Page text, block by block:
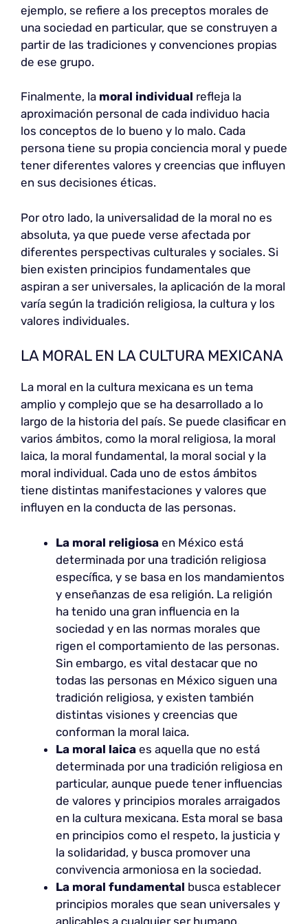
ejemplo, se refiere a los preceptos morales de
una sociedad en particular, que se construyen a
partir de las tradiciones y convenciones propias
de ese grupo.
Finalmente, la moral individual refleja la
aproximación personal de cada individuo hacia
los conceptos de lo bueno y lo malo. Cada
persona tiene su propia conciencia moral y puede
tener diferentes valores y creencias que influyen
en sus decisiones éticas.
Por otro lado, la universalidad de la moral no es
absoluta, ya que puede verse afectada por
diferentes perspectivas culturales y sociales. Si
bien existen principios fundamentales que
aspiran a ser universales, la aplicación de la moral
varía según la tradición religiosa, la cultura y los
valores individuales.
LA MORAL EN LA CULTURA MEXICANA
La moral en la cultura mexicana es un tema
amplio y complejo que se ha desarrollado a lo
largo de la historia del país. Se puede clasificar en
varios ámbitos, como la moral religiosa, la moral
laica, la moral fundamental, la moral social y la
moral individual. Cada uno de estos ámbitos
tiene distintas manifestaciones y valores que
influyen en la conducta de las personas.
La moral religiosa en México está
determinada por una tradición religiosa
específica, y se basa en los mandamientos
y enseñanzas de esa religión. La religión
ha tenido una gran influencia en la
sociedad y en las normas morales que
rigen el comportamiento de las personas.
Sin embargo, es vital destacar que no
todas las personas en México siguen una
tradición religiosa, y existen también
distintas visiones y creencias que
conforman la moral laica.
La moral laica es aquella que no está
determinada por una tradición religiosa en
particular, aunque puede tener influencias
de valores y principios morales arraigados
en la cultura mexicana. Esta moral se basa
en principios como el respeto, la justicia y
la solidaridad, y busca promover una
convivencia armoniosa en la sociedad.
La moral fundamental busca establecer
principios morales que sean universales y
aplicables a cualquier ser humano,